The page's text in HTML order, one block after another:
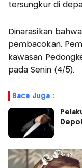
tersungkur di
Dinarasikan
pembacokan.
kawasan
pada Senin (4/5).
Baca Juga :